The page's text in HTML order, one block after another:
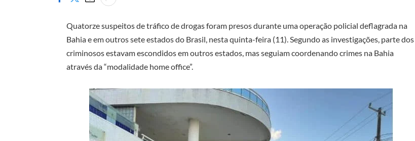
Quatorze suspeitos de tráfico de drogas foram presos durante uma operação policial deflagrada na
Bahia e em outros sete estados do Brasil, nesta quinta-feira (11). Segundo as investigações, parte dos
criminosos estavam escondidos em outros estados, mas seguiam coordenando crimes na Bahia
através da “modalidade home office”.